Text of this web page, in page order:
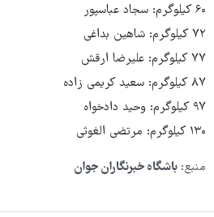
۶۰ کیلوگرم: سجاد عباسپور
۷۲ کیلوگرم: شاهین بداغی
۷۷ کیلوگرم: علیرضا ارقش
۸۷ کیلوگرم: سعید کریمی زاده
۹۷ کیلوگرم: وحید دادخواه
۱۳۰ کیلوگرم: مرتضی الغوثی
منبع: باشگاه خبرنگاران جوان